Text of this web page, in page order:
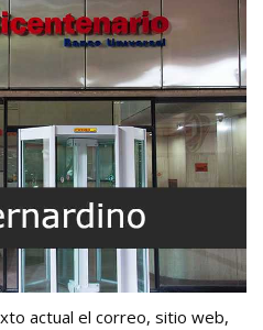
actual el correo, sitio web,